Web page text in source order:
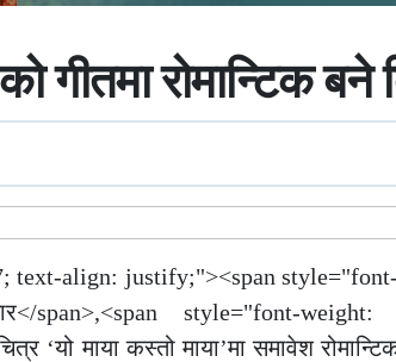
गीतमा रोमान्टिक
text-align: justify;"><span
span>,<span style="font-
माया कस्तो माया’मा समावेश